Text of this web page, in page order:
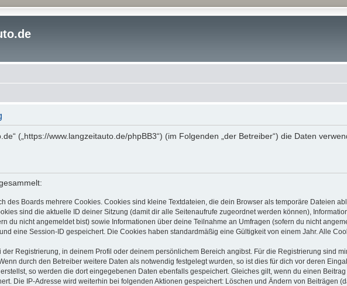
(„https://www.langzeitauto.de/phpBB3“) (im Folgenden „der Betreiber“) die Daten
des Boards mehrere Cookies. Cookies sind kleine Textdateien, die dein Browser als temporäre Dateien
sind die aktuelle ID deiner Sitzung (damit dir alle Seitenaufrufe zugeordnet werden können),
du nicht angemeldet bist) sowie Informationen über deine Teilnahme an Umfragen (sofern du nicht
eine Session-ID gespeichert. Die Cookies haben standardmäßig eine Gültigkeit von einem Jahr. Alle
Registrierung, in deinem Profil oder deinem persönlichem Bereich angibst. Für die Registrierung sind
durch den Betreiber weitere Daten als notwendig festgelegt wurden, so ist dies für dich vor deren
so werden die dort eingegebenen Daten ebenfalls gespeichert. Gleiches gilt, wenn du einen
Die IP-Adresse wird weiterhin bei folgenden Aktionen gespeichert: Löschen und Ändern von Beiträgen